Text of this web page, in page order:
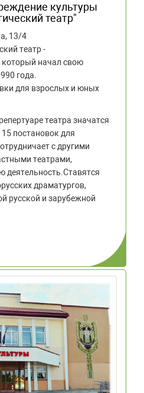
культуры
театр"
13/4
театр -
который начал свою
года.
для взрослых и юных
театра значатся
15 постановок для
с другими
театрами,
деятельность.Ставятся
драматургов,
русской и зарубежной